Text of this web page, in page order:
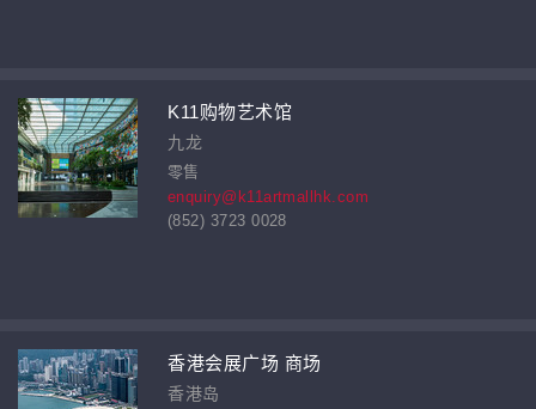
K11购物艺术馆
九龙
零售
enquiry@k11artmallhk.com
(852) 3723 0028
香港会展广场 商场
香港岛